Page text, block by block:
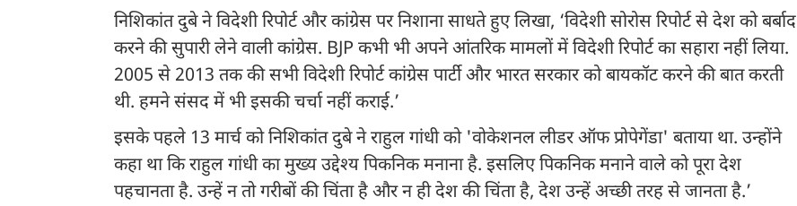
निशिकांत दुबे ने विदेशी रिपोर्ट और कांग्रेस पर निशाना साधते हुए लिखा, ‘विदेशी सोरोस रिपोर्ट से देश को बर्बाद
करने की सुपारी लेने वाली कांग्रेस. BJP कभी भी अपने आंतरिक मामलों में विदेशी रिपोर्ट का सहारा नहीं लिया.
2005 से 2013 तक की सभी विदेशी रिपोर्ट कांग्रेस पार्टी और भारत सरकार को बायकॉट करने की बात करती
थी. हमने संसद में भी इसकी चर्चा नहीं कराई.’
इसके पहले 13 मार्च को निशिकांत दुबे ने राहुल गांधी को 'वोकेशनल लीडर ऑफ प्रोपेगेंडा' बताया था. उन्होंने
कहा था कि राहुल गांधी का मुख्य उद्देश्य पिकनिक मनाना है. इसलिए पिकनिक मनाने वाले को पूरा देश
पहचानता है. उन्हें न तो गरीबों की चिंता है और न ही देश की चिंता है, देश उन्हें अच्छी तरह से जानता है.’